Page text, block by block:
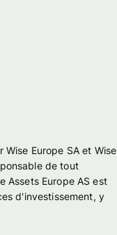
Europe SA et Wise
de tout
Assets Europe AS est
d'investissement, y